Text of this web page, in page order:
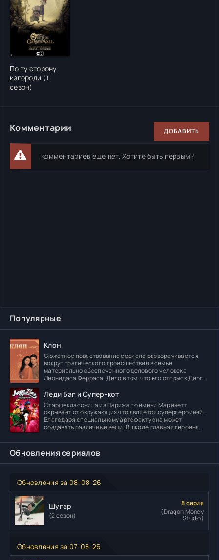
Популярные
Клон
Сюжетное повествование сериала разворачивается
вокруг трагического происшествия в семье
материально обеспеченного делового человека
Леонидаса Ферраса. Дело в том, что его отпрыск Диога
Леди Баг и Супер-кот
Старшеклассница из Парижа по имени Маринетт
скрывает от окружающих что является супергероиней.
Благодаря специальному артефакту она может
создавать различные вещи. В школе главная героиня
Обновления сериалов
Обновления за 08-08-26
Шугар
(2 сезон)
8 серия
(Dragon Money
Studio)
Обновления за 07-08-26
По ту сторону
изгороди (1
сезон)
Комментарии ДОБАВИТЬ
Комментариев еще нет. Хотите быть первым?